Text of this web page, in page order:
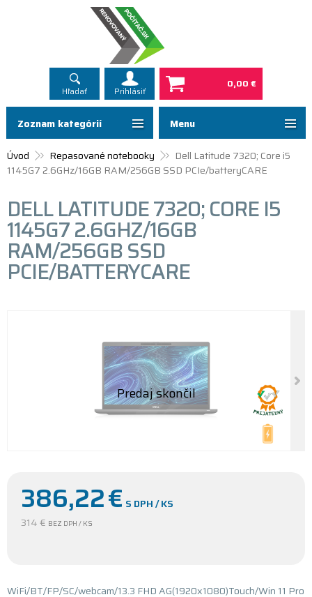
Hľadať Prihlásiť
0,00 €
Menu
Úvod Repasované notebooky
Dell Latitude 7320; Core i5
1145G7 2.6GHz/16GB RAM/256GB SSD PCIe/batteryCARE
DELL LATITUDE 7320; CORE I5
1145G7 2.6GHZ/16GB
RAM/256GB SSD
PCIE/BATTERYCARE
386,22€ S DPH / KS
314 € BEZ DPH / KS
WiFi/BT/FP/SC/webcam/13.3 FHD AG(1920x1080)Touch/Win 11 Pro
Zoznam kategórií